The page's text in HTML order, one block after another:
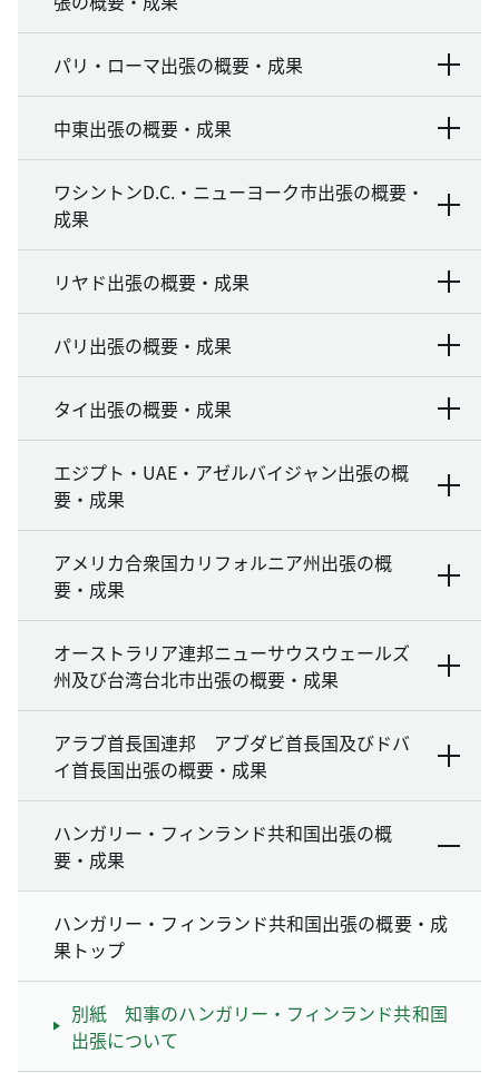
パリ・ローマ出張の概要・成果
中東出張の概要・成果
ワシントンD.C.・ニューヨーク市出張の概要・
成果
リヤド出張の概要・成果
パリ出張の概要・成果
タイ出張の概要・成果
エジプト・UAE・アゼルバイジャン出張の概
要・成果
アメリカ合衆国カリフォルニア州出張の概
要・成果
オーストラリア連邦ニューサウスウェールズ
州及び台湾台北市出張の概要・成果
アラブ首長国連邦 アブダビ首長国及びドバ
イ首長国出張の概要・成果
ハンガリー・フィンランド共和国出張の概
要・成果
ハンガリー・フィンランド共和国出張の概要・成
果トップ
別紙 知事のハンガリー・フィンランド共和国
出張について